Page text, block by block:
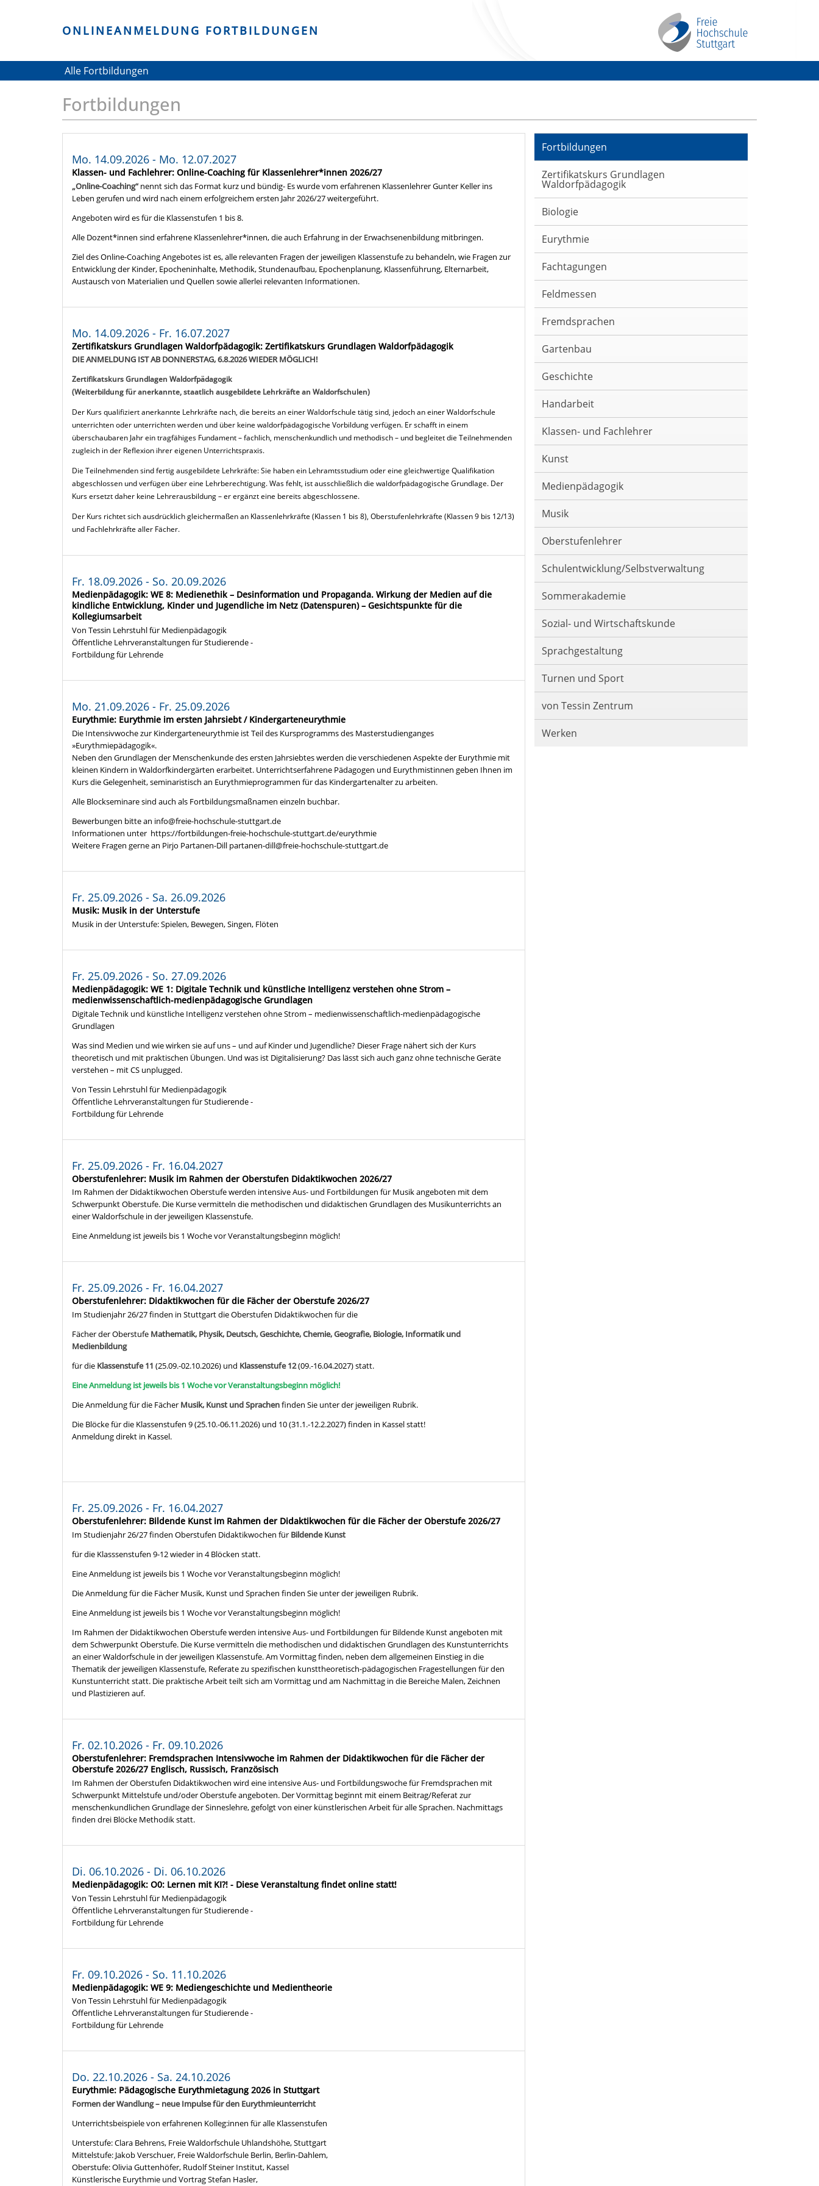
Skip
ONLINEANMELDUNG FORTBILDUNGEN
Alle Fortbildungen
Fortbildungen
Mo. 14.09.2026 - Mo. 12.07.2027
Klassen- und Fachlehrer: Online-Coaching für Klassenlehrer*innen 2026/27
„Online-Coaching“ nennt sich das Format kurz und bündig- Es wurde vom erfahrenen Klassenlehrer Gunter Keller ins
Leben gerufen und wird nach einem erfolgreichem ersten Jahr 2026/27 weitergeführt.
Angeboten wird es für die Klassenstufen 1 bis 8.
Alle Dozent*innen sind erfahrene Klassenlehrer*innen, die auch Erfahrung in der Erwachsenenbildung mitbringen.
Ziel des Online-Coaching Angebotes ist es, alle relevanten Fragen der jeweiligen Klassenstufe zu behandeln, wie Fragen zur
Entwicklung der Kinder, Epocheninhalte, Methodik, Stundenaufbau, Epochenplanung, Klassenführung, Elternarbeit,
Austausch von Materialien und Quellen sowie allerlei relevanten Informationen.
Mo. 14.09.2026 - Fr. 16.07.2027
Zertifikatskurs Grundlagen Waldorfpädagogik: Zertifikatskurs Grundlagen Waldorfpädagogik
DIE ANMELDUNG IST AB DONNERSTAG, 6.8.2026 WIEDER MÖGLICH!
Zertifikatskurs Grundlagen Waldorfpädagogik
(Weiterbildung für anerkannte, staatlich ausgebildete Lehrkräfte an Waldorfschulen)
Der Kurs qualifiziert anerkannte Lehrkräfte nach, die bereits an einer Waldorfschule tätig sind, jedoch an einer Waldorfschule
unterrichten oder unterrichten werden und über keine waldorfpädagogische Vorbildung verfügen. Er schafft in einem
überschaubaren Jahr ein tragfähiges Fundament – fachlich, menschenkundlich und methodisch – und begleitet die Teilnehmenden
zugleich in der Reflexion ihrer eigenen Unterrichtspraxis.
Die Teilnehmenden sind fertig ausgebildete Lehrkräfte: Sie haben ein Lehramtsstudium oder eine gleichwertige Qualifikation
abgeschlossen und verfügen über eine Lehrberechtigung. Was fehlt, ist ausschließlich die waldorfpädagogische Grundlage. Der
Kurs ersetzt daher keine Lehrerausbildung – er ergänzt eine bereits abgeschlossene.
Der Kurs richtet sich ausdrücklich gleichermaßen an Klassenlehrkräfte (Klassen 1 bis 8), Oberstufenlehrkräfte (Klassen 9 bis 12/13)
und Fachlehrkräfte aller Fächer.
Fr. 18.09.2026 - So. 20.09.2026
Medienpädagogik: WE 8: Medienethik – Desinformation und Propaganda. Wirkung der Medien auf die
kindliche Entwicklung, Kinder und Jugendliche im Netz (Datenspuren) – Gesichtspunkte für die
Kollegiumsarbeit
Von Tessin Lehrstuhl für Medienpädagogik
Öffentliche Lehrveranstaltungen für Studierende -
Fortbildung für Lehrende
Mo. 21.09.2026 - Fr. 25.09.2026
Eurythmie: Eurythmie im ersten Jahrsiebt / Kindergarteneurythmie
Die Intensivwoche zur Kindergarteneurythmie ist Teil des Kursprogramms des Masterstudienganges
»Eurythmiepädagogik«.
Neben den Grundlagen der Menschenkunde des ersten Jahrsiebtes werden die verschiedenen Aspekte der Eurythmie mit
kleinen Kindern in Waldorfkindergärten erarbeitet. Unterrichtserfahrene Pädagogen und Eurythmistinnen geben Ihnen im
Kurs die Gelegenheit, seminaristisch an Eurythmieprogrammen für das Kindergartenalter zu arbeiten.
Alle Blockseminare sind auch als Fortbildungsmaßnamen einzeln buchbar.
Bewerbungen bitte an info@freie-hochschule-stuttgart.de
Informationen unter https://fortbildungen-freie-hochschule-stuttgart.de/eurythmie
Weitere Fragen gerne an Pirjo Partanen-Dill partanen-dill@freie-hochschule-stuttgart.de
Fr. 25.09.2026 - Sa. 26.09.2026
Musik: Musik in der Unterstufe
Musik in der Unterstufe: Spielen, Bewegen, Singen, Flöten
Fr. 25.09.2026 - So. 27.09.2026
Medienpädagogik: WE 1: Digitale Technik und künstliche Intelligenz verstehen ohne Strom –
medienwissenschaftlich-medienpädagogische Grundlagen
Digitale Technik und künstliche Intelligenz verstehen ohne Strom – medienwissenschaftlich-medienpädagogische
Grundlagen
Was sind Medien und wie wirken sie auf uns – und auf Kinder und Jugendliche? Dieser Frage nähert sich der Kurs
theoretisch und mit praktischen Übungen. Und was ist Digitalisierung? Das lässt sich auch ganz ohne technische Geräte
verstehen – mit CS unplugged.
Von Tessin Lehrstuhl für Medienpädagogik
Öffentliche Lehrveranstaltungen für Studierende -
Fortbildung für Lehrende
Fr. 25.09.2026 - Fr. 16.04.2027
Oberstufenlehrer: Musik im Rahmen der Oberstufen Didaktikwochen 2026/27
Im Rahmen der Didaktikwochen Oberstufe werden intensive Aus- und Fortbildungen für Musik angeboten mit dem
Schwerpunkt Oberstufe. Die Kurse vermitteln die methodischen und didaktischen Grundlagen des Musikunterrichts an
einer Waldorfschule in der jeweiligen Klassenstufe.
Eine Anmeldung ist jeweils bis 1 Woche vor Veranstaltungsbeginn möglich!
Fr. 25.09.2026 - Fr. 16.04.2027
Oberstufenlehrer: Didaktikwochen für die Fächer der Oberstufe 2026/27
Im Studienjahr 26/27 finden in Stuttgart die Oberstufen Didaktikwochen für die
Fächer der Oberstufe Mathematik, Physik, Deutsch, Geschichte, Chemie, Geografie, Biologie, Informatik und
Medienbildung
für die Klassenstufe 11 (25.09.-02.10.2026) und Klassenstufe 12(09.-16.04.2027) statt.
Eine Anmeldung ist jeweils bis 1 Woche vor Veranstaltungsbeginn möglich!
Die Anmeldung für die Fächer Musik, Kunst und Sprachenfinden Sie unter der jeweiligen Rubrik.
Die Blöcke für die Klassenstufen 9 (25.10.-06.11.2026) und 10 (31.1.-12.2.2027) finden in Kassel statt!
Anmeldung direkt in Kassel.
Fr. 25.09.2026 - Fr. 16.04.2027
Oberstufenlehrer: Bildende Kunst im Rahmen der Didaktikwochen für die Fächer der Oberstufe 2026/27
Im Studienjahr 26/27 finden Oberstufen Didaktikwochen für Bildende Kunst
für die Klasssenstufen 9-12 wieder in 4 Blöcken statt.
Eine Anmeldung ist jeweils bis 1 Woche vor Veranstaltungsbeginn möglich!
Die Anmeldung für die Fächer Musik, Kunst und Sprachen finden Sie unter der jeweiligen Rubrik.
Eine Anmeldung ist jeweils bis 1 Woche vor Veranstaltungsbeginn möglich!
Im Rahmen der Didaktikwochen Oberstufe werden intensive Aus- und Fortbildungen für Bildende Kunst angeboten mit
dem Schwerpunkt Oberstufe. Die Kurse vermitteln die methodischen und didaktischen Grundlagen des Kunstunterrichts
an einer Waldorfschule in der jeweiligen Klassenstufe. Am Vormittag finden, neben dem allgemeinen Einstieg in die
Thematik der jeweiligen Klassenstufe, Referate zu spezifischen kunsttheoretisch-pädagogischen Fragestellungen für den
Kunstunterricht statt. Die praktische Arbeit teilt sich am Vormittag und am Nachmittag in die Bereiche Malen, Zeichnen
und Plastizieren auf.
Fr. 02.10.2026 - Fr. 09.10.2026
Oberstufenlehrer: Fremdsprachen Intensivwoche im Rahmen der Didaktikwochen für die Fächer der
Oberstufe 2026/27 Englisch, Russisch, Französisch
Im Rahmen der Oberstufen Didaktikwochen wird eine intensive Aus- und Fortbildungswoche für Fremdsprachen mit
Schwerpunkt Mittelstufe und/oder Oberstufe angeboten. Der Vormittag beginnt mit einem Beitrag/Referat zur
menschenkundlichen Grundlage der Sinneslehre, gefolgt von einer künstlerischen Arbeit für alle Sprachen. Nachmittags
finden drei Blöcke Methodik statt.
Di. 06.10.2026 - Di. 06.10.2026
Medienpädagogik: O0: Lernen mit KI?! - Diese Veranstaltung findet online statt!
Von Tessin Lehrstuhl für Medienpädagogik
Öffentliche Lehrveranstaltungen für Studierende -
Fortbildung für Lehrende
Fr. 09.10.2026 - So. 11.10.2026
Medienpädagogik: WE 9: Mediengeschichte und Medientheorie
Von Tessin Lehrstuhl für Medienpädagogik
Öffentliche Lehrveranstaltungen für Studierende -
Fortbildung für Lehrende
Do. 22.10.2026 - Sa. 24.10.2026
Eurythmie: Pädagogische Eurythmietagung 2026 in Stuttgart
Formen der Wandlung – neue Impulse für den Eurythmieunterricht
Unterrichtsbeispiele von erfahrenen Kolleg:innen für alle Klassenstufen
Unterstufe: Clara Behrens, Freie Waldorfschule Uhlandshöhe, Stuttgart
Mittelstufe: Jakob Verschuer, Freie Waldorfschule Berlin, Berlin-Dahlem,
Oberstufe: Olivia Guttenhöfer, Rudolf Steiner Institut, Kassel
Künstlerische Eurythmie und Vortrag Stefan Hasler,
Fortbildungen
Zertifikatskurs Grundlagen
Waldorfpädagogik
Biologie
Eurythmie
Fachtagungen
Feldmessen
Fremdsprachen
Gartenbau
Geschichte
Handarbeit
Klassen- und Fachlehrer
Kunst
Medienpädagogik
Musik
Oberstufenlehrer
Schulentwicklung/Selbstverwaltung
Sommerakademie
Sozial- und Wirtschaftskunde
Sprachgestaltung
Turnen und Sport
von Tessin Zentrum
Werken